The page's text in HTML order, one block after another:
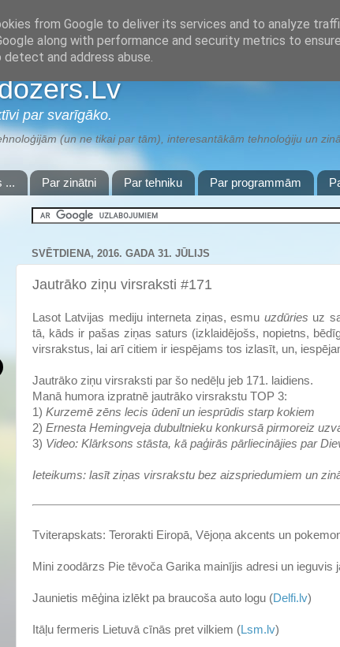
par svarīgāko.
(un ne tikai par tām), interesantākām tehnoloģiju un
... Par zinātni Par tehniku Par programmām
SVĒTDIENA, 2016. GADA 31. JŪLIJS
Jautrāko ziņu virsraksti #171
Lasot Latvijas mediju interneta ziņas, esmu uzdūries uz
tā, kāds ir pašas ziņas saturs (izklaidējošs, nopietns,
virsrakstus, lai arī citiem ir iespējams tos izlasīt, un,
Jautrāko ziņu virsraksti par šo nedēļu jeb 171. laidiens.
Manā humora izpratnē jautrāko virsrakstu TOP 3:
1) Kurzemē zēns lecis ūdenī un iesprūdis starp kokiem
2) Ernesta Hemingveja dubultnieku konkursā pirmoreiz
3) Video: Klārksons stāsta, kā paģirās pārliecinājies par
Ieteikums: lasīt ziņas virsrakstu bez aizspriedumiem un
Tviterapskats: Terorakti Eiropā, Vējoņa akcents un
Mini zoodārzs Pie tēvoča Garika mainījis adresi un ieguvis
Jaunietis mēģina izlēkt pa braucoša auto logu (Delfi.lv)
Itāļu fermeris Lietuvā cīnās pret vilkiem (Lsm.lv)
from Google to deliver its services and to analyze
along with performance and security metrics to
and address abuse.